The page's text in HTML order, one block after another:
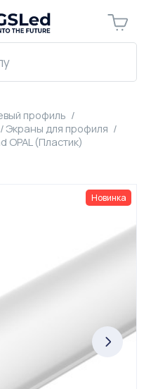
профиль
Экраны для профиля
OPAL (Пластик)
Новинка